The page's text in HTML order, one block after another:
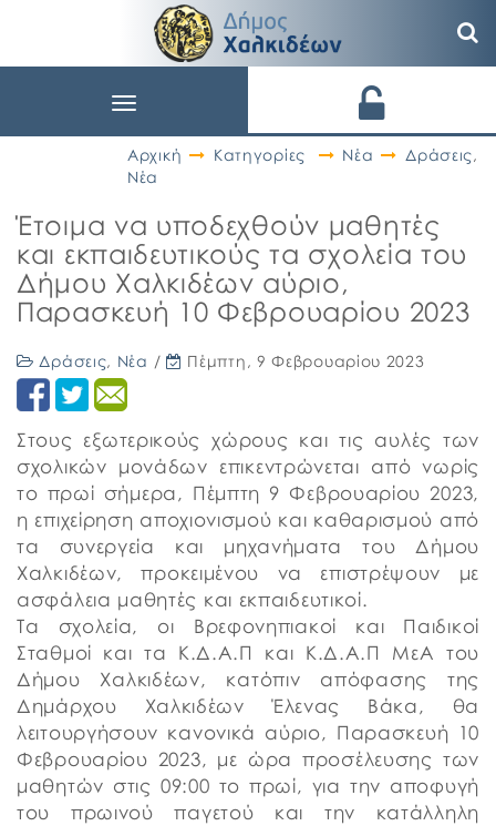
Toggle
Αρχική
Κατηγορίες Νέα Δράσεις,
Νέα
Έτοιμα να υποδεχθούν μαθητές
και εκπαιδευτικούς τα σχολεία του
Δήμου Χαλκιδέων αύριο,
Παρασκευή 10 Φεβρουαρίου 2023
Δράσεις, Νέα / Πέμπτη, 9 Φεβρουαρίου 2023
Στους εξωτερικούς χώρους και τις αυλές των
σχολικών μονάδων επικεντρώνεται από νωρίς
το πρωί σήμερα, Πέμπτη 9 Φεβρουαρίου 2023,
η επιχείρηση αποχιονισμού και καθαρισμού από
τα συνεργεία και μηχανήματα του Δήμου
Χαλκιδέων, προκειμένου να επιστρέψουν με
ασφάλεια μαθητές και εκπαιδευτικοί.
Τα σχολεία, οι Βρεφονηπιακοί και Παιδικοί
Σταθμοί και τα Κ.Δ.Α.Π και Κ.Δ.Α.Π ΜεΑ του
Δήμου Χαλκιδέων, κατόπιν απόφασης της
Δημάρχου Χαλκιδέων Έλενας Βάκα, θα
λειτουργήσουν κανονικά αύριο, Παρασκευή 10
Φεβρουαρίου 2023, με ώρα προσέλευσης των
μαθητών στις 09:00 το πρωί, για την αποφυγή
του πρωινού παγετού και την κατάλληλη